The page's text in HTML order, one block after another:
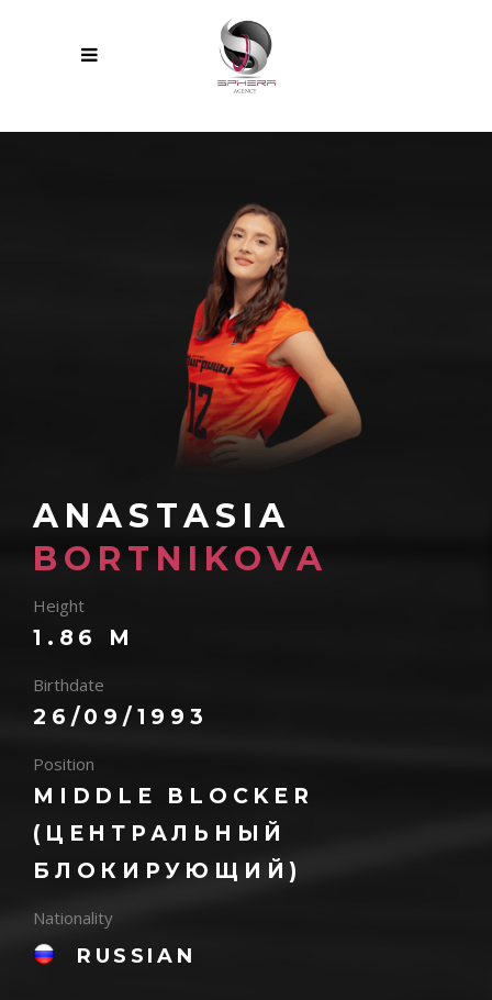
ANASTASIA
BORTNIKOVA
Height
1.86 M
Birthdate
26/09/1993
Position
MIDDLE BLOCKER
(ЦЕНТРАЛЬНЫЙ
БЛОКИРУЮЩИЙ)
Nationality
RUSSIAN